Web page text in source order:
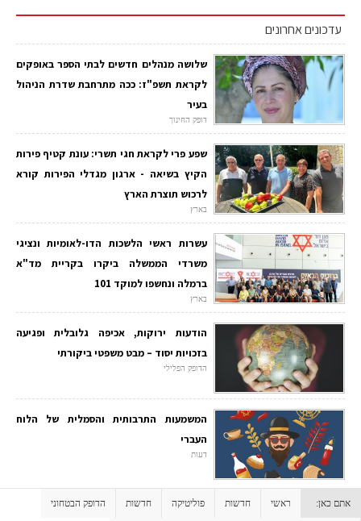
עדכונים אחרונים
שלושה מנהלים חדשים לבתי הספר באופקים
לקראת תשפ"ז: ככה מתרחבת שדרת הניהול
בעיר
דופק החינוך
שפע פרי לקראת חגי תשרי: עונת קטיף פירות
הקיץ בשיאה - ארגון מגדלי הפירות קורא
לרכוש תוצרת הארץ
בארץ
עשרות ראשי הלשכות הדו-לאומיות ונציגי
משרדי הממשלה ביקרו בקריית מד"א
ברמלה ונחשפו למוקד 101
בארץ
הודעות ירוקות, אכיפה גלובלית ופגיעה
בזכויות יסוד – מבט משפטי ביקורתי
הדופק הפלילי
המשמעות התרבותית והסמלית של הלוח
העברי
דעות
אתם כאן: ראשי חדשות פוליטיקה חדשות הדופק הבטחוני